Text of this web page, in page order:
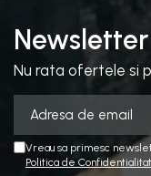
Newsletter
Nu rata ofertele si
Vreau sa primesc
Politica de